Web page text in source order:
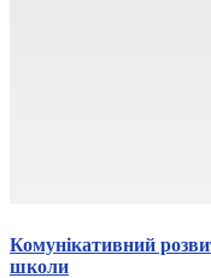
Комунікативний
школи